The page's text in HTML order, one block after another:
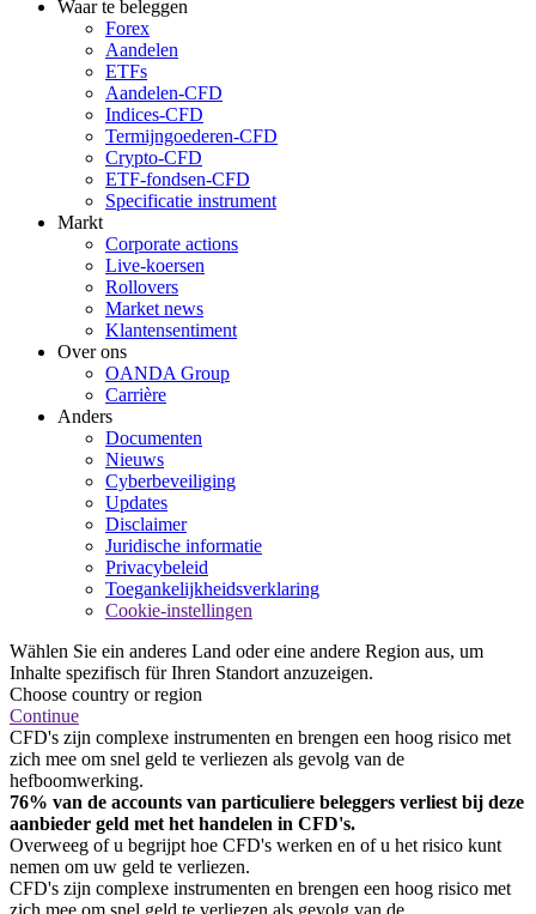
Waar te beleggen
Forex
Aandelen
ETFs
Aandelen-CFD
Indices-CFD
Termijngoederen-CFD
Crypto-CFD
ETF-fondsen-CFD
Specificatie instrument
Markt
Corporate actions
Live-koersen
Rollovers
Market news
Klantensentiment
Over ons
OANDA Group
Carrière
Anders
Documenten
Nieuws
Cyberbeveiliging
Updates
Disclaimer
Juridische informatie
Privacybeleid
Toegankelijkheidsverklaring
Cookie-instellingen
Wählen Sie ein anderes Land oder eine andere Region aus, um
Inhalte spezifisch für Ihren Standort anzuzeigen.
Choose country or region
Continue
CFD's zijn complexe instrumenten en brengen een hoog risico met
zich mee om snel geld te verliezen als gevolg van de
hefboomwerking.
76% van de accounts van particuliere beleggers verliest bij deze
aanbieder geld met het handelen in CFD's.
Overweeg of u begrijpt hoe CFD's werken en of u het risico kunt
nemen om uw geld te verliezen.
CFD's zijn complexe instrumenten en brengen een hoog risico met
zich mee om snel geld te verliezen als gevolg van de